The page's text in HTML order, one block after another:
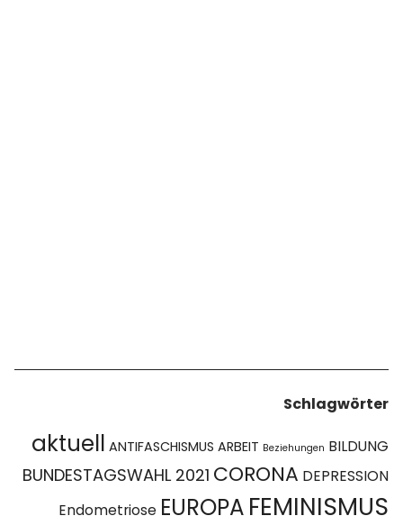
Schlagwörter
aktuell ANTIFASCHISMUS ARBEIT Beziehungen BILDUNG
BUNDESTAGSWAHL 2021 CORONA DEPRESSION
Endometriose EUROPA FEMINISMUS